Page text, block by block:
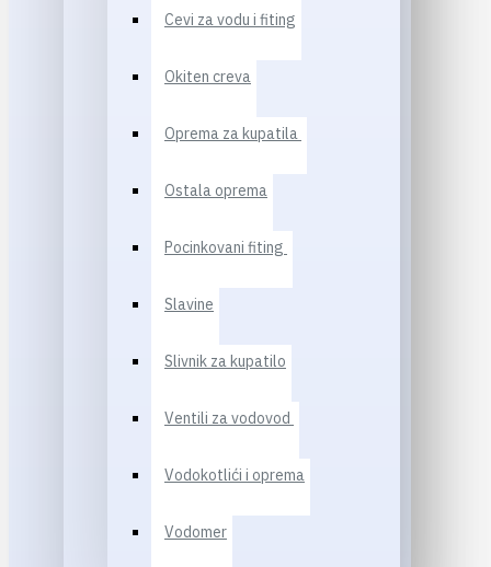
Cevi za vodu i fiting
Okiten creva
Oprema za kupatila
Ostala oprema
Pocinkovani fiting
Slavine
Slivnik za kupatilo
Ventili za vodovod
Vodokotlići i oprema
Vodomer